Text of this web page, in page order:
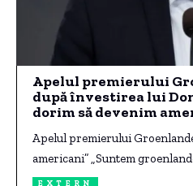
Apelul premierului
după învestirea lui
dorim să devenim
Apelul premierului
americani” „Suntem
EXTERN